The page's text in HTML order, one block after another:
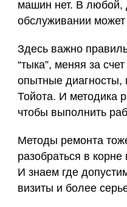
машин нет. В любой,
обслуживании может
Здесь важно
“тыка”, меняя за
опытные диагносты,
Тойота. И методика
чтобы выполнить
Методы ремонта
разобраться в
И знаем где
визиты и более